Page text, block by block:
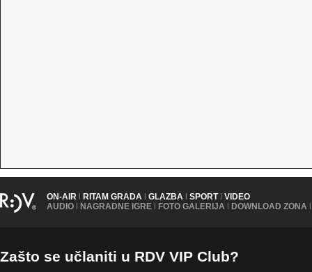
ON-AIR | RITAM GRADA | GLAZBA | SPORT | VIDEO
AUDIO | NAGRADNE IGRE | FOTO GALERIJA | DOWNLOAD ZONA |
Zašto se učlaniti u RDV VIP Club?